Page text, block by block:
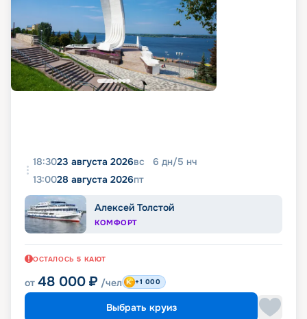
18:3023 августа 2026вс 6 дн/5 нч
13:0028 августа 2026пт
Алексей Толстой
КОМФОРТ
ОСТАЛОСЬ 5 КАЮТ
от 48 000 ₽ /чел +1 000
Выбрать круиз